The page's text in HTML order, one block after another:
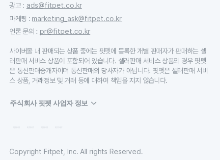
광고: ads@fitpet.co.kr
마케팅 : marketing_ask@fitpet.co.kr
언론 문의 : pr@fitpet.co.kr
사이버몰 내 판매되는 상품 중에는 핏펫에 등록한 개별 판매자가 판매하는 셀
러판매 서비스 상품이 포함되어 있습니다. 셀러판매 서비스 상품의 경우 핏펫
은 통신판매중개자이며 통신판매의 당사자가 아닙니다. 핏펫은 셀러판매 서비
스 상품, 거래정보 및 거래 등에 대하여 책임을 지지 않습니다.
주식회사 핏펫 사업자 정보
Copyright Fitpet, Inc. All rights Reserved.